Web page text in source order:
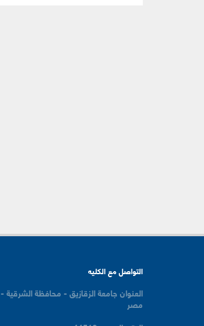
التواصل مع الكليه
العنوان جامعة الزقازيق - محافظة الشرقية -
مصر